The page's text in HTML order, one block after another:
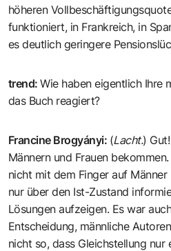
höheren
funktioniert, in Frankreich, in
es deutlich geringere
trend:Wie haben eigentlich Ihre
das Buch reagiert?
Francine Brogyányi: (Lacht.)
Männern und Frauen
nicht mit dem Finger auf
nur über den Ist-Zustand
Lösungen aufzeigen. Es war
Entscheidung, männliche
nicht so, dass Gleichstellung nur